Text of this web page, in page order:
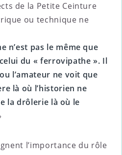
de la Petite Ceinture
ou technique ne
n’est pas le même que
du « ferrovipathe ». Il
l’amateur ne voit que
là où l’historien ne
la drôlerie là où le
l’importance du rôle